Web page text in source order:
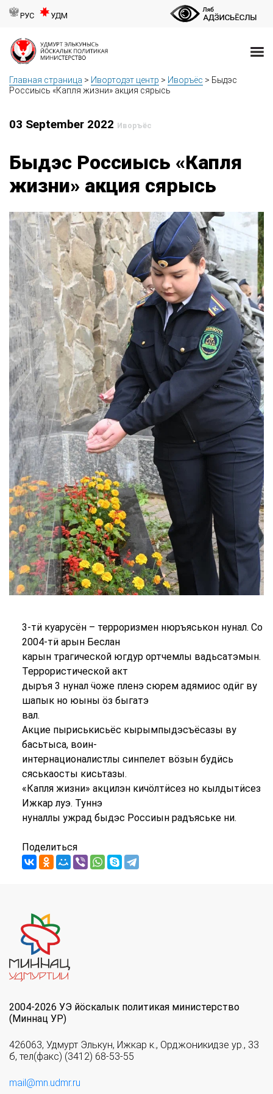
РУС УДМ
Главная страница > Ивортодэт центр > Иворъёс > Быдэс
Россиысь «Капля жизни» акция сярысь
03 September 2022 Иворъёс
Быдэс Россиысь «Капля
жизни» акция сярысь
3-тӥ куарусён – терроризмен нюръяськон нунал. Со
2004-тӥ арын Беслан
карын трагической югдур ортчемлы вадьсатэмын.
Террористической акт
дыръя 3 нунал ӵоже пленэ сюрем адямиос одӥг ву
шапык но юыны ӧз быгатэ
вал.
Акцие пыриськисьёс кырымпыдэсъёсазы ву
басьтыса, воин-
интернационалистлы синпелет вӧзын будӥсь
сяськаосты кисьтазы.
«Капля жизни» акцилэн кичӧлтӥсез но кылдытӥсез
Ижкар луэ. Туннэ
нуналлы ужрад быдэс Россиын радъяське ни.
Поделиться
2004-2026 УЭ йöскалык политикая министерство
(Миннац УР)
426063, Удмурт Элькун, Ижкар к., Орджоникидзе ур., 33
б, тел(факс) (3412) 68-53-55
mail@mn.udmr.ru